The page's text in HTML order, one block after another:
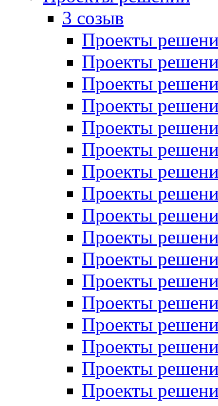
3 созыв
Проекты
Проекты
Проекты
Проекты
Проекты
Проекты
Проекты
Проекты
Проекты
Проекты
Проекты
Проекты
Проекты
Проекты
Проекты
Проекты
Проекты